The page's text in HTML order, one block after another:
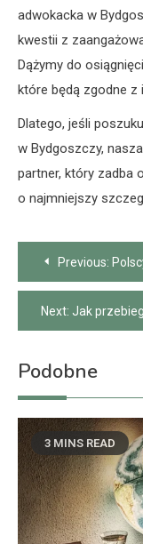
adwokacka w
kwestii z
Dążymy do
które będą zgodne z
Dlatego, jeśli
w Bydgoszczy,
partner, który zadba
o najmniejszy
wpisu
Previous:
Next: Jak
Podobne
3 MINS READ